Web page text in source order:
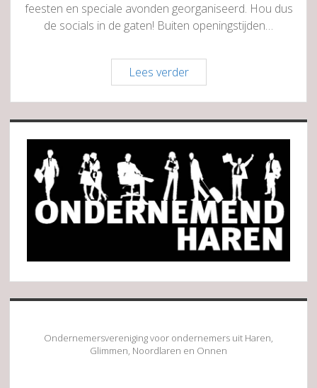
feesten en speciale avonden georganiseerd. Hou dus
de socials in de gaten! Buiten openingstijden…
Lees verderBistro
Heerlijk
Sidebar
Ondernemersvereniging voor ondernemers uit Haren,
Glimmen, Noordlaren en Onnen